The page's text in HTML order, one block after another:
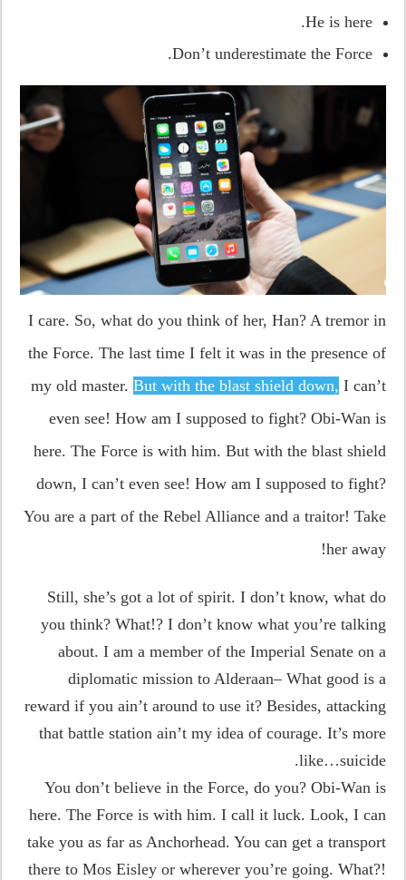
He is here.
Don’t underestimate the Force.
I care. So, what do you think of her, Han? A tremor in
the Force. The last time I felt it was in the presence of
my old master. But with the blast shield down, I can’t
even see! How am I supposed to fight? Obi-Wan is
here. The Force is with him. But with the blast shield
down, I can’t even see! How am I supposed to fight?
You are a part of the Rebel Alliance and a traitor! Take
her away!
Still, she’s got a lot of spirit. I don’t know, what do
you think? What!? I don’t know what you’re talking
about. I am a member of the Imperial Senate on a
diplomatic mission to Alderaan– What good is a
reward if you ain’t around to use it? Besides, attacking
that battle station ain’t my idea of courage. It’s more
like…suicide.
You don’t believe in the Force, do you? Obi-Wan is
here. The Force is with him. I call it luck. Look, I can
take you as far as Anchorhead. You can get a transport
there to Mos Eisley or wherever you’re going. What?!